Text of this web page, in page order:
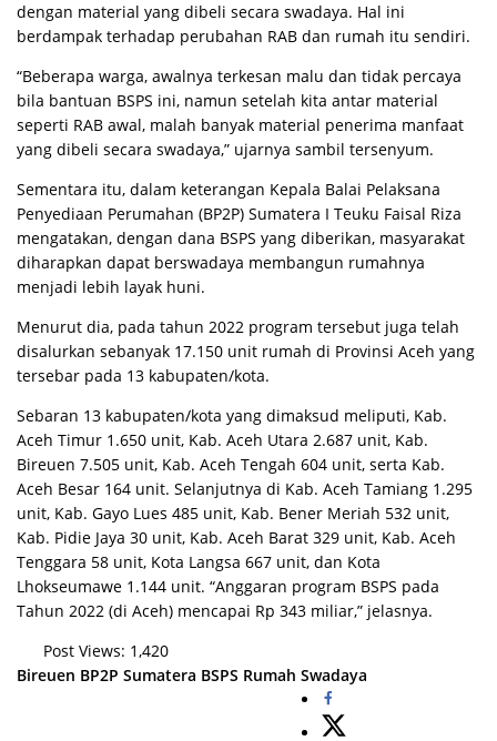
dengan material yang dibeli secara swadaya. Hal ini
berdampak terhadap perubahan RAB dan rumah itu sendiri.
“Beberapa warga, awalnya terkesan malu dan tidak percaya
bila bantuan BSPS ini, namun setelah kita antar material
seperti RAB awal, malah banyak material penerima manfaat
yang dibeli secara swadaya,” ujarnya sambil tersenyum.
Sementara itu, dalam keterangan Kepala Balai Pelaksana
Penyediaan Perumahan (BP2P) Sumatera I Teuku Faisal Riza
mengatakan, dengan dana BSPS yang diberikan, masyarakat
diharapkan dapat berswadaya membangun rumahnya
menjadi lebih layak huni.
Menurut dia, pada tahun 2022 program tersebut juga telah
disalurkan sebanyak 17.150 unit rumah di Provinsi Aceh yang
tersebar pada 13 kabupaten/kota.
Sebaran 13 kabupaten/kota yang dimaksud meliputi, Kab.
Aceh Timur 1.650 unit, Kab. Aceh Utara 2.687 unit, Kab.
Bireuen 7.505 unit, Kab. Aceh Tengah 604 unit, serta Kab.
Aceh Besar 164 unit. Selanjutnya di Kab. Aceh Tamiang 1.295
unit, Kab. Gayo Lues 485 unit, Kab. Bener Meriah 532 unit,
Kab. Pidie Jaya 30 unit, Kab. Aceh Barat 329 unit, Kab. Aceh
Tenggara 58 unit, Kota Langsa 667 unit, dan Kota
Lhokseumawe 1.144 unit. “Anggaran program BSPS pada
Tahun 2022 (di Aceh) mencapai Rp 343 miliar,” jelasnya.
Post Views: 1,420
Bireuen BP2P Sumatera BSPS Rumah Swadaya